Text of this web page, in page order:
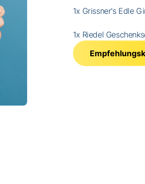
1x Grissner's Edle
1x Riedel